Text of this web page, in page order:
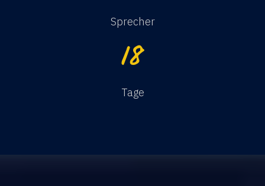
Sprecher
18
Tage